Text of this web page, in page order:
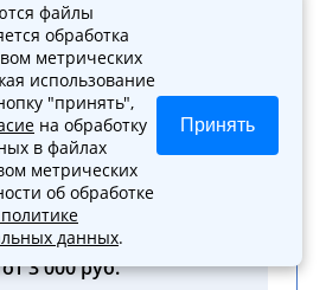
от 3 000 руб.
прокурору на
действия
от 3 000 руб.
файлы
обработка
метрических
использование
"принять",
на обработку
в файлах
метрических
об обработке
данных.
Принять